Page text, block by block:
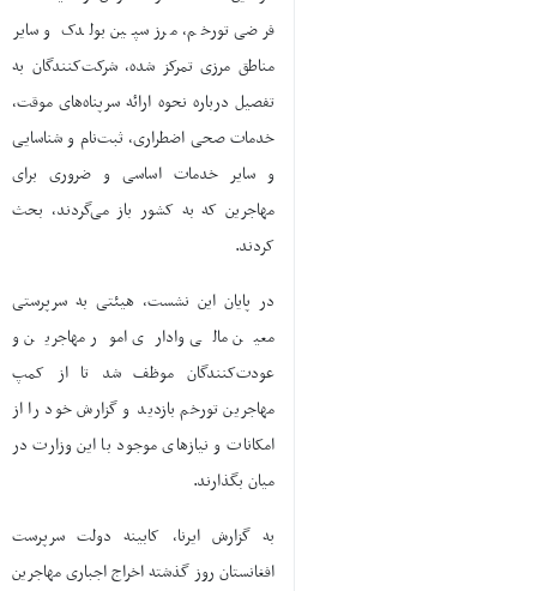
فرضی تورخم، مرز سپین بولدک و سایر
مناطق مرزی تمرکز شده، شرکت‌کنندگان به
تفصیل درباره نحوه ارائه سرپناه‌های موقت،
خدمات صحی اضطراری، ثبت‌نام و شناسایی
و سایر خدمات اساسی و ضروری برای
مهاجرین که به کشور باز می‌گردند، بحث
کردند.
در پایان این نشست، هیئتی به سرپرستی
معین مالی واداری امور مهاجرین و
عودت‌کنندگان موظف شد تا از کمپ
مهاجرین تورخم بازدید و گزارش خود را از
امکانات و نیازهای موجود با این وزارت در
میان بگذارند.
به گزارش ایرنا، کابینه دولت سرپرست
افغانستان روز گذشته اخراج اجباری مهاجرین